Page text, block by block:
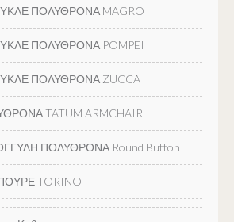
ΠΟΛΥΘΡΟΝΑ MAGRO
ΠΟΛΥΘΡΟΝΑ POMPEI
ΠΟΛΥΘΡΟΝΑ ZUCCA
TATUM ARMCHAIR
ΠΟΛΥΘΡΟΝΑ Round Button
TORINO